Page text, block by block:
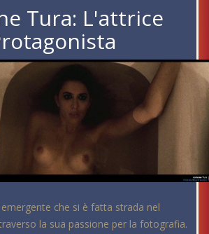
Tura: L'attrice
che si è fatta strada nel
la sua passione per la fotografia.